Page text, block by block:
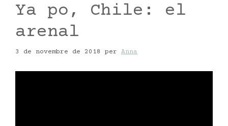
Ya po, Chile: el
arenal
3 de novembre de 2018 per Anna